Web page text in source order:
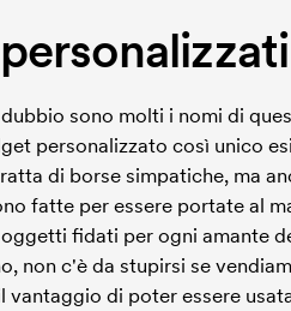
sono molti i nomi di
personalizzato così unico
di borse simpatiche, ma
fatte per essere portate al
fidati per ogni amante
non c'è da stupirsi se
di poter essere